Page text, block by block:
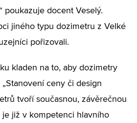
poukazuje docent Veselý.
jiného typu dozimetru z Velké
pořizovali.
kladen na to, aby dozimetry
ceny či design
tvoří současnou, závěrečnou
již v kompetenci hlavního